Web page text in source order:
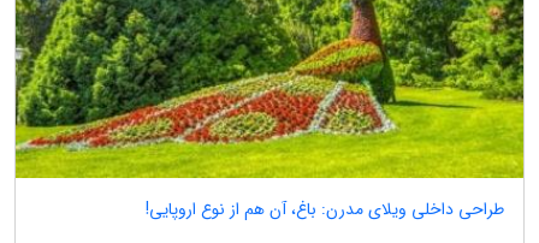
طراحی داخلی ویلای مدرن: باغ، آن هم از نوع اروپایی!